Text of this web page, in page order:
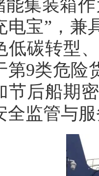
能集装箱
电宝”，兼
低碳转型
第9类危险
节后船期
全监管与